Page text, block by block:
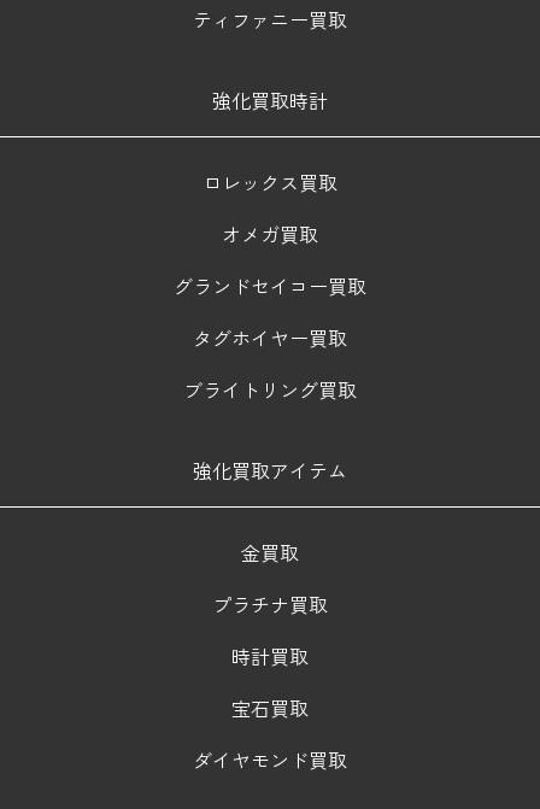
ティファニー買取
強化買取時計
ロレックス買取
オメガ買取
グランドセイコー買取
タグホイヤー買取
ブライトリング買取
強化買取アイテム
金買取
プラチナ買取
時計買取
宝石買取
ダイヤモンド買取